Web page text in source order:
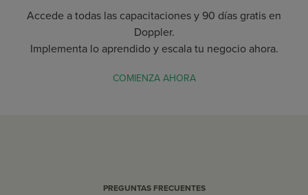
Accede a todas las capacitaciones y 90 días gratis en
Doppler.
Implementa lo aprendido y escala tu negocio ahora.
COMIENZA AHORA
PREGUNTAS FRECUENTES